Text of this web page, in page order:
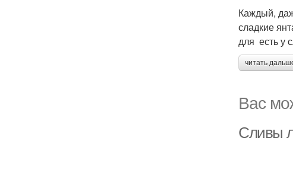
Каждый,
сладкие
для есть у
читать
Вас
Сливы